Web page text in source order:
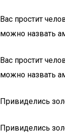
Вас простит
можно назвать
Вас простит
можно назвать
Привиделись
Привиделись